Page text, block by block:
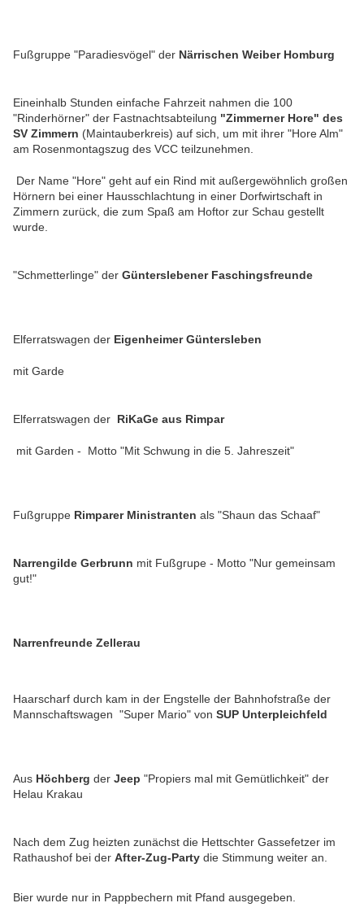
Fußgruppe "Paradiesvögel" der Närrischen Weiber Homburg
Eineinhalb Stunden einfache Fahrzeit nahmen die 100
"Rinderhörner" der Fastnachtsabteilung "Zimmerner Hore" des
SV Zimmern (Maintauberkreis) auf sich, um mit ihrer "Hore Alm"
am Rosenmontagszug des VCC teilzunehmen.
Der Name "Hore" geht auf ein Rind mit außergewöhnlich großen
Hörnern bei einer Hausschlachtung in einer Dorfwirtschaft in
Zimmern zurück, die zum Spaß am Hoftor zur Schau gestellt
wurde.
"Schmetterlinge" der Günterslebener Faschingsfreunde
Elferratswagen der Eigenheimer Güntersleben
mit Garde
Elferratswagen der RiKaGe aus Rimpar
mit Garden - Motto "Mit Schwung in die 5. Jahreszeit"
Fußgruppe Rimparer Ministranten als "Shaun das Schaaf"
Narrengilde Gerbrunn mit Fußgrupe - Motto "Nur gemeinsam
gut!"
Narrenfreunde Zellerau
Haarscharf durch kam in der Engstelle der Bahnhofstraße der
Mannschaftswagen "Super Mario" von SUP Unterpleichfeld
Aus Höchberg der Jeep "Propiers mal mit Gemütlichkeit" der
Helau Krakau
Nach dem Zug heizten zunächst die Hettschter Gassefetzer im
Rathaushof bei der After-Zug-Party die Stimmung weiter an.
Bier wurde nur in Pappbechern mit Pfand ausgegeben.